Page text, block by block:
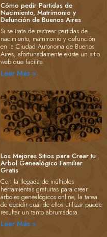
Cómo pedir Partidas de
Nacimiento, Matrimonio y
Defunción de Buenos Aires
Si se trata de rastrear partidas de
nacimiento, matrimonio y defunción
en la Ciudad Autonoma de Buenos
Aires, afortunadamente existe un sitio
web que facilita
Leer Más »
Los Mejores Sitios para Crear tu
Arbol Genealógico Familiar
Gratis
Con la llegada de múltiples
herramientas gratuitas para crear
árboles genealógicos online, la tarea
de decidir cuál de ellos utilizar puede
resultar un tanto abrumadora.
Leer Más »